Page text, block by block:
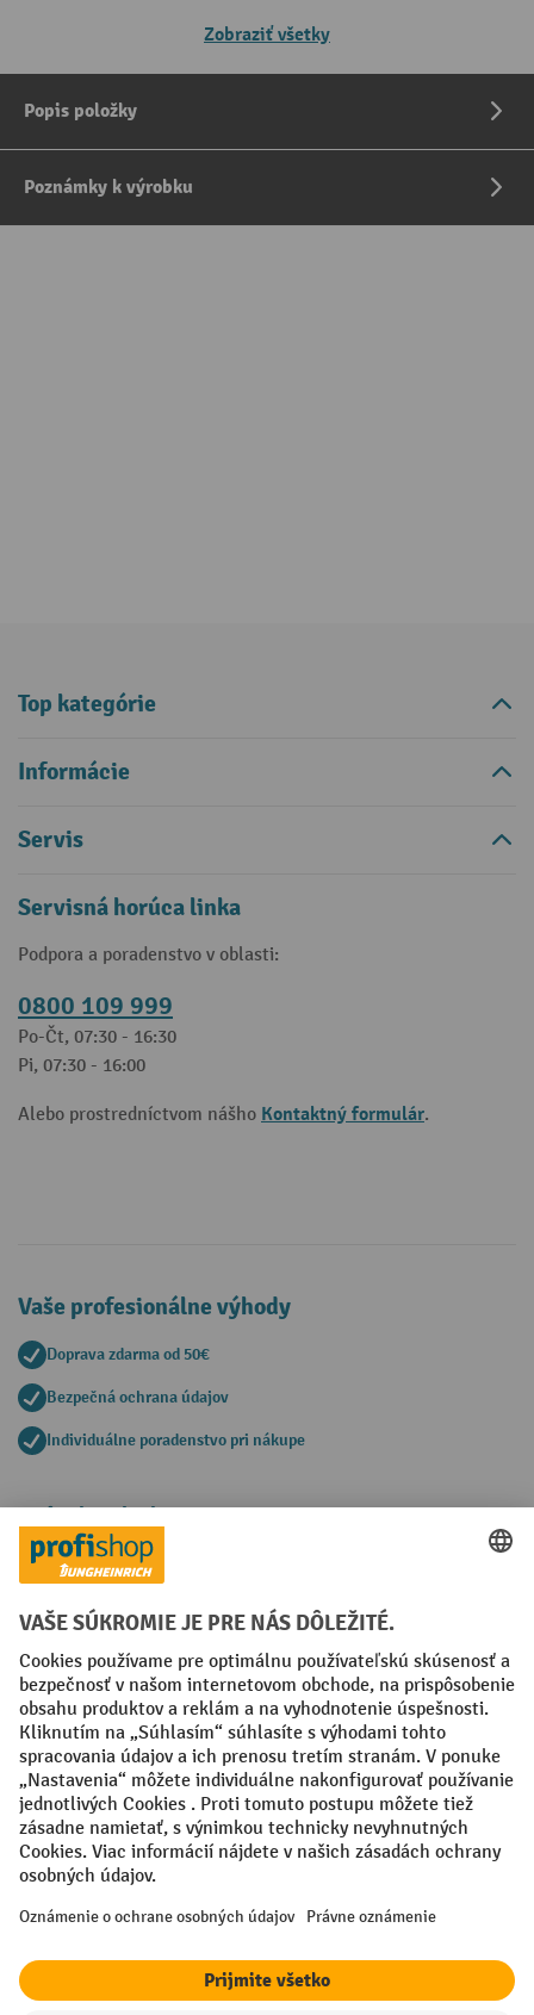
Zobraziť všetky
Popis položky
Poznámky k výrobku
Top kategórie
Informácie
Servis
Servisná horúca linka
Podpora a poradenstvo v oblasti:
0800 109 999
Po-Čt, 07:30 - 16:30
Pi, 07:30 - 16:00
Alebo prostredníctvom nášho Kontaktný formulár.
Vaše profesionálne výhody
Doprava zdarma od 50€
Bezpečná ochrana údajov
Individuálne poradenstvo pri nákupe
Spôsoby platby
Creditcard (Master)Creditcard (Visa)
Faktúra Predplatba
Sociálne siete
Facebook
YouTube
LinkedIn
Nastavenia ochrany osobných údajov
All prices excl. VAT plusshipping costsand possible delivery charges,
¹ Zľava platí do vypredania zásob. Zľava sa nevzťahuje na špeciálne